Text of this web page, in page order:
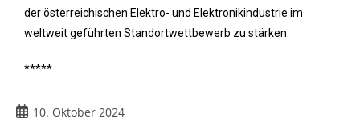
der österreichischen Elektro- und Elektronikindustrie im
weltweit geführten Standortwettbewerb zu stärken.
*****
10. Oktober 2024